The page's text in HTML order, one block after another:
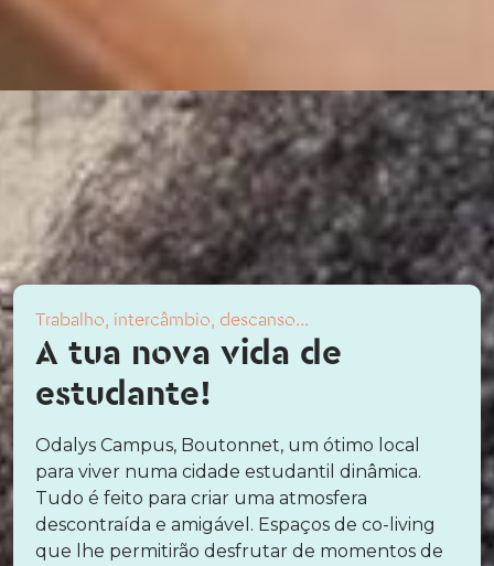
Trabalho, intercâmbio, descanso...
A tua nova vida de
estudante!
Odalys Campus, Boutonnet, um ótimo local
para viver numa cidade estudantil dinâmica.
Tudo é feito para criar uma atmosfera
descontraída e amigável. Espaços de co-living
que lhe permitirão desfrutar de momentos de